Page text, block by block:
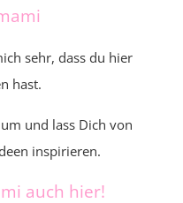
sehr, dass du hier
hast.
und lass Dich von
inspirieren.
auch hier!